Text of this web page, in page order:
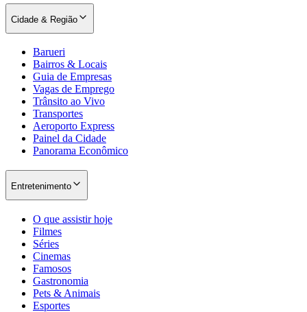
Palmeiras
Cidade & Região
Barueri
Bairros & Locais
Guia de Empresas
Vagas de Emprego
Trânsito ao Vivo
Transportes
Aeroporto Express
Painel da Cidade
Panorama Econômico
Entretenimento
O que assistir hoje
Filmes
Séries
Cinemas
Famosos
Gastronomia
Pets & Animais
Esportes